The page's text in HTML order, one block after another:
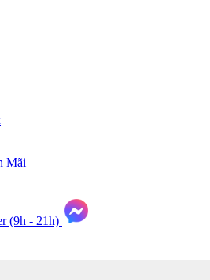
Mãi
(9h - 21h)